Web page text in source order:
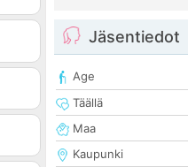
Jäsentiedot
Age
Täällä
Maa
Kaupunki